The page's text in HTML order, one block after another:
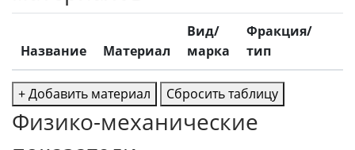
Название Материал
Вид/
марка
Фракция/
тип
+ Добавить материал Сбросить таблицу
Физико-механические